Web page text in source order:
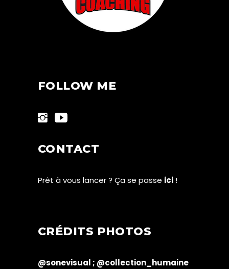
FOLLOW ME
CONTACT
Prêt à vous lancer ? Ça se passe ici !
CRÉDITS PHOTOS
@sonevisual ; @collection_humaine